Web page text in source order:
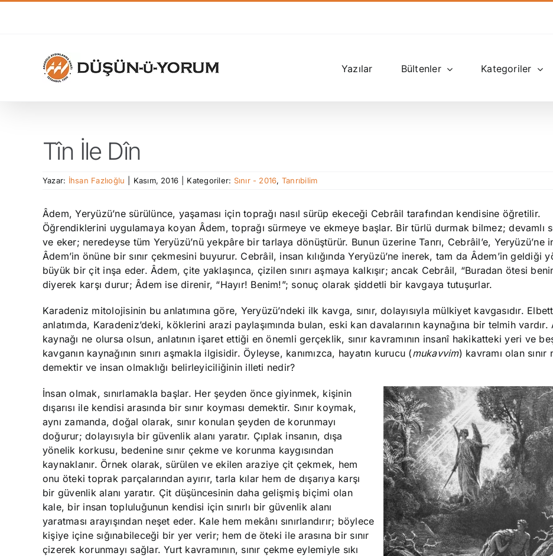
Yazılar Bültenler Kategoriler
Tîn İle Dîn
Yazar: İhsan Fazlıoğlu Kasım, 2016 Kategoriler: Sınır - 2016, Tanrıbilim
Âdem, Yeryüzü’ne sürülünce, yaşaması için toprağı nasıl sürüp ekeceği Cebrâil tarafından kendisine öğretilir.
Öğrendiklerini uygulamaya koyan Âdem, toprağı sürmeye ve ekmeye başlar. Bir türlü durmak bilmez; devamlı
ve eker; neredeyse tüm Yeryüzü’nü yekpâre bir tarlaya dönüştürür. Bunun üzerine Tanrı, Cebrâil’e, Yeryüzü’ne
Âdem’in önüne bir sınır çekmesini buyurur. Cebrâil, insan kılığında Yeryüzü’ne inerek, tam da Âdem’in geldiği
büyük bir çit inşa eder. Âdem, çite yaklaşınca, çizilen sınırı aşmaya kalkışır; ancak Cebrâil, “Buradan ötesi
diyerek karşı durur; Âdem ise direnir, “Hayır! Benim!”; sonuç olarak şiddetli bir kavgaya tutuşurlar.
Karadeniz mitolojisinin bu anlatımına göre, Yeryüzü’ndeki ilk kavga, sınır, dolayısıyla mülkiyet kavgasıdır.
anlatımda, Karadeniz’deki, köklerini arazi paylaşımında bulan, eski kan davalarının kaynağına bir telmih vardır.
kaynağı ne olursa olsun, anlatının işaret ettiği en önemli gerçeklik, sınır kavramının insanî hakikatteki yeri ve
kavganın kaynağının sınırı aşmakla ilgisidir. Öyleyse, kanımızca, hayatın kurucu (mukavvim) kavramı olan sınır
demektir ve insan olmaklığı belirleyiciliğinin illeti nedir?
İnsan olmak, sınırlamakla başlar. Her şeyden önce giyinmek, kişinin
dışarısı ile kendisi arasında bir sınır koyması demektir. Sınır koymak,
aynı zamanda, doğal olarak, sınır konulan şeyden de korunmayı
doğurur; dolayısıyla bir güvenlik alanı yaratır. Çıplak insanın, dışa
yönelik korkusu, bedenine sınır çekme ve korunma kaygısından
kaynaklanır. Örnek olarak, sürülen ve ekilen araziye çit çekmek, hem
onu öteki toprak parçalarından ayırır, tarla kılar hem de dışarıya karşı
bir güvenlik alanı yaratır. Çit düşüncesinin daha gelişmiş biçimi olan
kale, bir insan topluluğunun kendisi için sınırlı bir güvenlik alanı
yaratması arayışından neşet eder. Kale hem mekânı sınırlandırır; böylece
kişiye içine sığınabileceği bir yer verir; hem de öteki ile arasına bir sınır
çizerek korunmayı sağlar. Yurt kavramının, sınır çekme eylemiyle sıkı